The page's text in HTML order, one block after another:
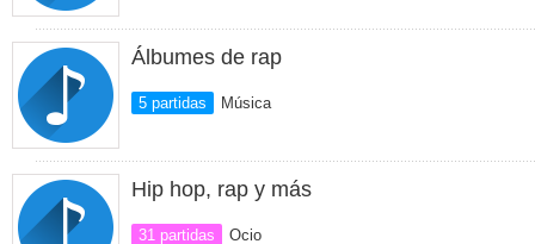
Álbumes de rap
5 partidas Música
Hip hop, rap y más
31 partidas Ocio